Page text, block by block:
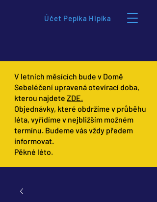
Účet Pepíka Hipíka
V letních měsících bude v Domě
Sebeléčení upravená otevírací doba,
kterou najdete ZDE.
Objednávky, které obdržíme v průběhu
léta, vyřídíme v nejbližším možném
termínu. Budeme vás vždy předem
informovat.
Pěkné léto.